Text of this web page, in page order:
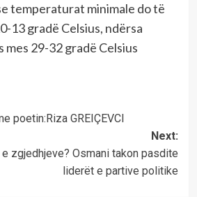
temperaturat minimale do të
13 gradë Celsius, ndërsa
mes 29-32 gradë Celsius
poetin:Riza GREIÇEVCI
Next:
zgjedhjeve? Osmani takon pasdite
liderët e partive politike